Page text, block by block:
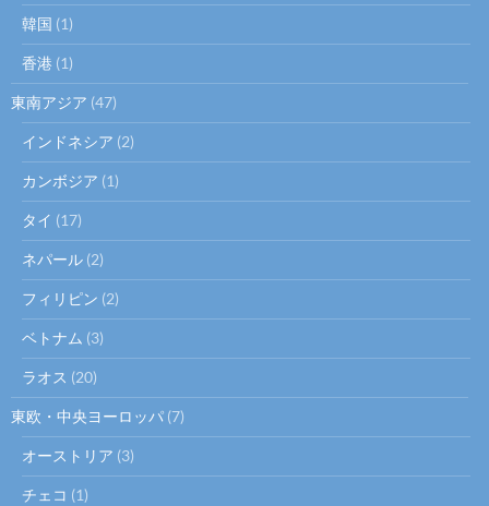
韓国 (1)
香港 (1)
東南アジア (47)
インドネシア (2)
カンボジア (1)
タイ (17)
ネパール (2)
フィリピン (2)
ベトナム (3)
ラオス (20)
東欧・中央ヨーロッパ (7)
オーストリア (3)
チェコ (1)